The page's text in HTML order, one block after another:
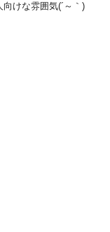
けな雰囲気(´～｀)